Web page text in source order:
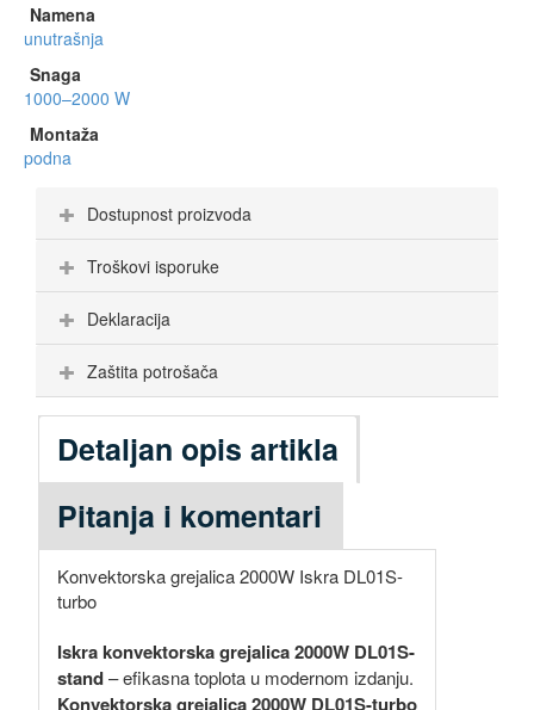
Namena
unutrašnja
Snaga
1000–2000 W
Montaža
podna
Dostupnost proizvoda
Troškovi isporuke
Deklaracija
Zaštita potrošača
Detaljan opis artikla
Pitanja i komentari
Konvektorska grejalica 2000W Iskra DL01S-
turbo
Iskra konvektorska grejalica 2000W DL01S-
stand– efikasna toplota u modernom izdanju.
Konvektorska grejalica 2000W DL01S-turbo